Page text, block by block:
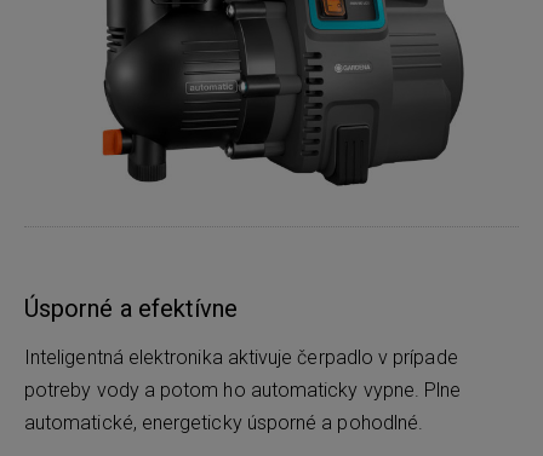
Úsporné a efektívne
Inteligentná elektronika aktivuje čerpadlo v prípade
potreby vody a potom ho automaticky vypne. Plne
automatické, energeticky úsporné a pohodlné.